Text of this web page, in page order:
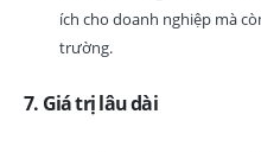
ích cho doanh nghiệp mà
trường.
7. Giá trị lâu dài